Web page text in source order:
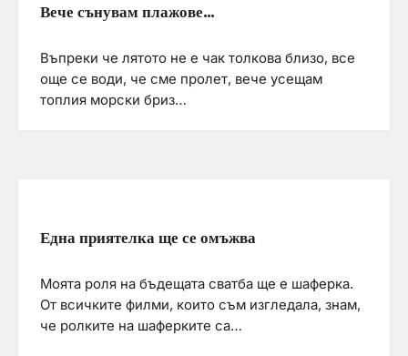
Вече сънувам плажове…
Въпреки че лятото не е чак толкова близо, все
още се води, че сме пролет, вече усещам
топлия морски бриз…
Една приятелка ще се омъжва
Моята роля на бъдещата сватба ще е шаферка.
От всичките филми, които съм изгледала, знам,
че ролките на шаферките са…